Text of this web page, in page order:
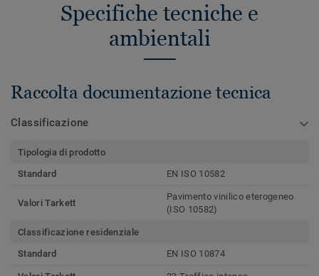
Specifiche tecniche e
ambientali
Raccolta documentazione tecnica
Classificazione
Tipologia di prodotto
Standard
EN ISO 10582
Valori Tarkett
Pavimento vinilico eterogeneo
(ISO 10582)
Classificazione residenziale
Standard
EN ISO 10874